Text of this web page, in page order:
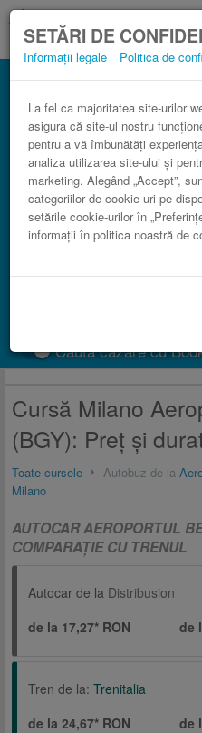
SETĂRI DE
Informații legale Politica de
La fel ca majoritatea site-urilor
asigura că site-ul nostru
pentru a vă îmbunătăți
analiza utilizarea site-ului și
marketing. Alegând „Accept”,
categoriilor de cookie-uri pe
setările cookie-urilor în
informații în politica noastră de
Autocar
Milano în
3 paşi către un
Caută cazare cu
Cursă Milano
(BGY): Preţ și
Toate cursele Autobuz de la
Milano
AUTOCAR AEROPORTUL
COMPARAŢIE CU TRENUL
Autocar de la Distribusion
de la 17,27* RON
de
Tren de la: Trenitalia
de la 24,67* RON
de